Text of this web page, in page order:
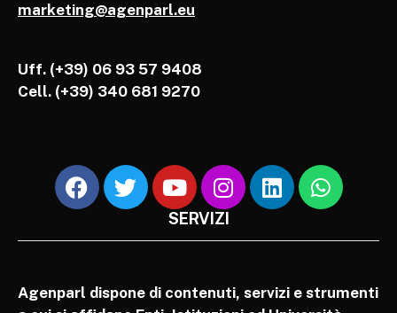
marketing@agenparl.eu
Uff. (+39) 06 93 57 9408
Cell. (+39) 340 681 9270
SERVIZI
Agenparl dispone di contenuti, servizi e strumenti